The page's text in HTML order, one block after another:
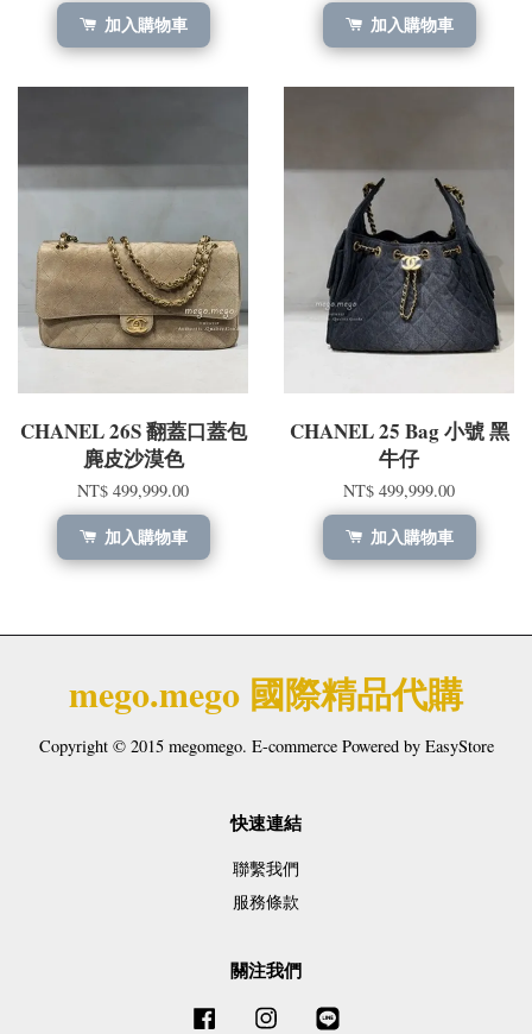
加入購物車 加入購物車
CHANEL 26S 翻蓋口蓋包
麂皮沙漠色
NT$ 499,999.00
加入購物車
CHANEL 25 Bag 小號 黑
牛仔
NT$ 499,999.00
加入購物車
mego.mego 國際精品代購
Copyright © 2015 megomego. E-commerce Powered by EasyStore
快速連結
聯繫我們
服務條款
關注我們
Facebook Instagram